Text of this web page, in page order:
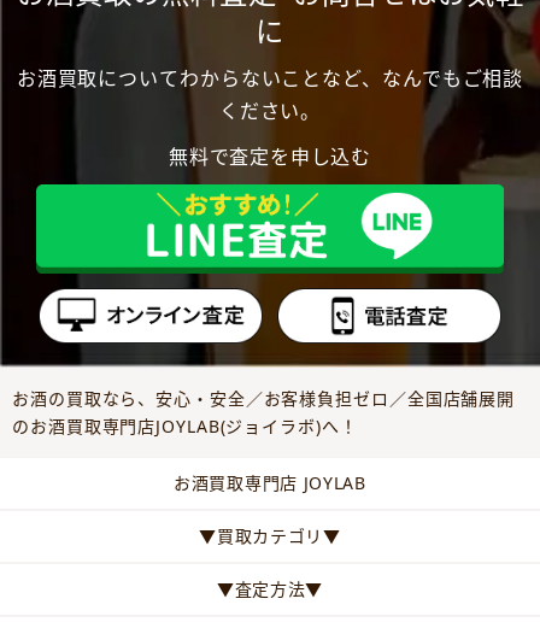
に
お酒買取についてわからないことなど、なんでもご相談
ください。
無料で査定を申し込む
お酒の買取なら、安心・安全／お客様負担ゼロ／全国店舗展開
のお酒買取専門店JOYLAB(ジョイラボ)へ！
お酒買取専門店 JOYLAB
▼買取カテゴリ▼
▼査定方法▼